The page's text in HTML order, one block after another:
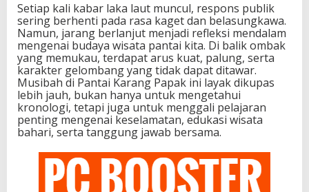
Setiap kali kabar laka laut muncul, respons publik
sering berhenti pada rasa kaget dan belasungkawa.
Namun, jarang berlanjut menjadi refleksi mendalam
mengenai budaya wisata pantai kita. Di balik ombak
yang memukau, terdapat arus kuat, palung, serta
karakter gelombang yang tidak dapat ditawar.
Musibah di Pantai Karang Papak ini layak dikupas
lebih jauh, bukan hanya untuk mengetahui
kronologi, tetapi juga untuk menggali pelajaran
penting mengenai keselamatan, edukasi wisata
bahari, serta tanggung jawab bersama.